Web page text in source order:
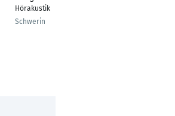
Hörakustik
Schwerin